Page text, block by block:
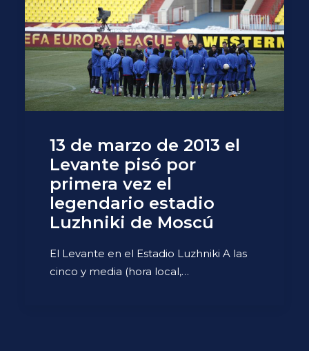
13 de marzo de 2013 el
Levante pisó por
primera vez el
legendario estadio
Luzhniki de Moscú
El Levante en el Estadio Luzhniki A las
cinco y media (hora local,…